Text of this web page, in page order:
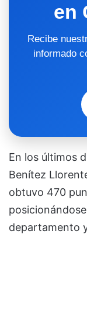
en
Recibe
informado
En los últimos
Benítez
obtuvo 470
departamento